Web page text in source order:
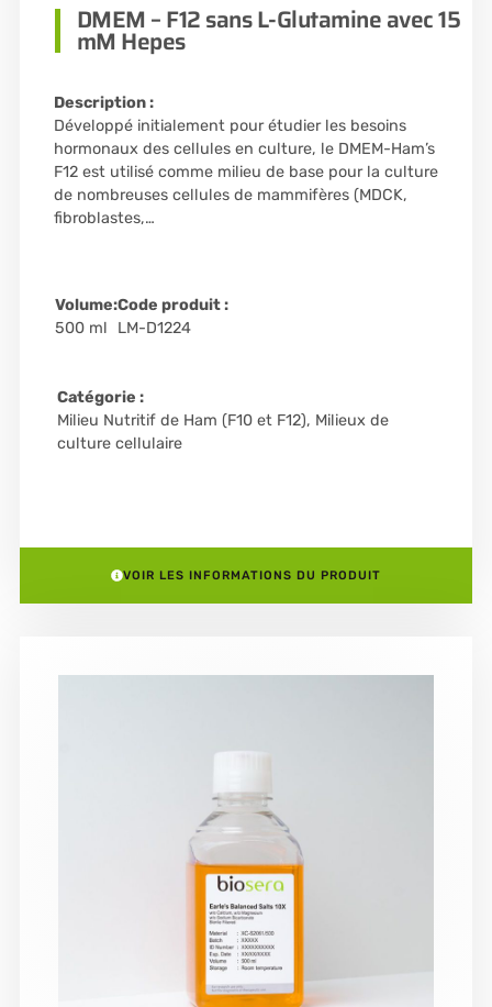
DMEM – F12 sans L-Glutamine avec 15
mM Hepes
Description :
Développé initialement pour étudier les besoins
hormonaux des cellules en culture, le DMEM-Ham’s
F12 est utilisé comme milieu de base pour la culture
de nombreuses cellules de mammifères (MDCK,
fibroblastes,…
Volume:
500 ml
Code produit :
LM-D1224
Catégorie :
Milieu Nutritif de Ham (F10 et F12), Milieux de
culture cellulaire
VOIR LES INFORMATIONS DU PRODUIT